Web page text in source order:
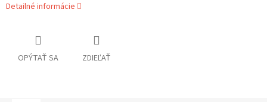
Detailné informácie
OPÝTAŤ SA ZDIEĽAŤ